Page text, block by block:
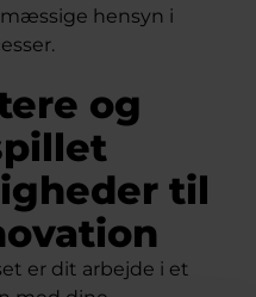
hensyn i
og
til
er dit arbejde i et